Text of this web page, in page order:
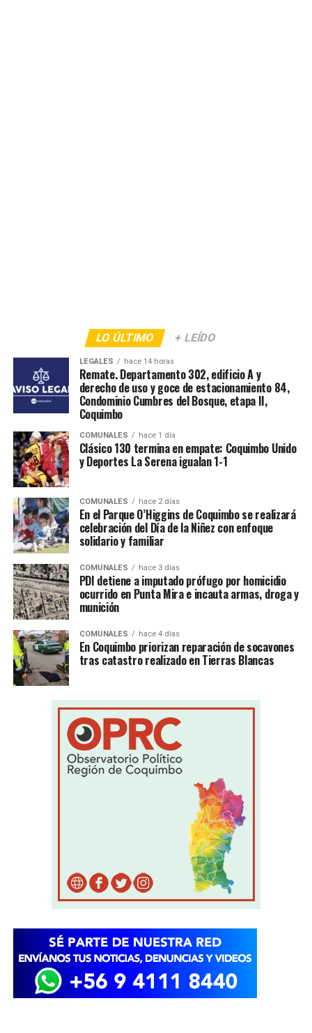
LO ÚLTIMO + LEÍDO
LEGALES hace 14 horas
Remate. Departamento 302, edificio A y
derecho de uso y goce de estacionamiento 84,
Condominio Cumbres del Bosque, etapa II,
Coquimbo
COMUNALES hace 1 día
Clásico 130 termina en empate: Coquimbo Unido
y Deportes La Serena igualan 1-1
COMUNALES hace 2 días
En el Parque O’Higgins de Coquimbo se realizará
celebración del Día de la Niñez con enfoque
solidario y familiar
COMUNALES hace 3 días
PDI detiene a imputado prófugo por homicidio
ocurrido en Punta Mira e incauta armas, droga y
munición
COMUNALES hace 4 días
En Coquimbo priorizan reparación de socavones
tras catastro realizado en Tierras Blancas